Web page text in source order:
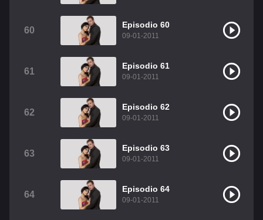
60
Episodio 60
09-01-2011
61
Episodio 61
09-01-2011
62
Episodio 62
09-01-2011
63
Episodio 63
09-01-2011
64
Episodio 64
09-01-2011